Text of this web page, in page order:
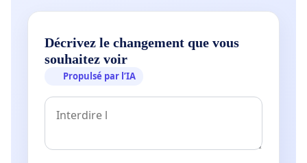
- Autre fait non négligeable, la construction d’un tel
ouvrage confortera le secteur du bâtiment dans une
conjoncture délicate.
- Refuser une telle structure, très largement
subventionnée, serait un gâchis.
Décrivez le changement que vous
souhaitez voir
Propulsé par l’IA